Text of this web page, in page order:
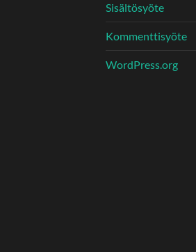
Sisältösyöte
Kommenttisyöte
WordPress.org